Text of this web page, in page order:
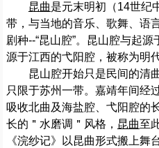
昆曲是元末明初（14世纪
带，与当地的音乐、歌舞、语
剧种--“昆山腔”。昆山腔与起
源于江西的弋阳腔，被称为明
昆山腔开始只是民间的清
只限于苏州一带。嘉靖年间经
吸收北曲及海盐腔、弋阳腔的
长的＂水磨调＂风格， 昆曲至
《浣纱记》以昆曲形式搬上舞